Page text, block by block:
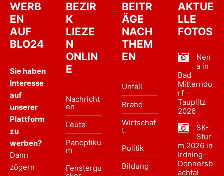
WERB
EN
AUF
BLO24
Sie haben
Interesse
auf
unserer
Plattform
zu
werben?
Dann
zögern
BEZIR
K
LIEZE
N
ONLIN
E
Nachricht
en
Leute
Panoptiku
m
Fenstergu
BEITR
ÄGE
NACH
THEM
EN
Unfall
Brand
Wirtschaf
t
Politik
Bildung
AKTUE
LLE
FOTOS
Nen
a in
Bad
Mitterndo
rf -
Tauplitz
2026
SK-
Stur
m 2026 in
Irdning-
Donnersb
achtal